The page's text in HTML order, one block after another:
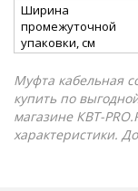
Ширина
промежуточной
упаковки, см
Муфта кабельная
купить по
магазине КВТ-
характеристики.